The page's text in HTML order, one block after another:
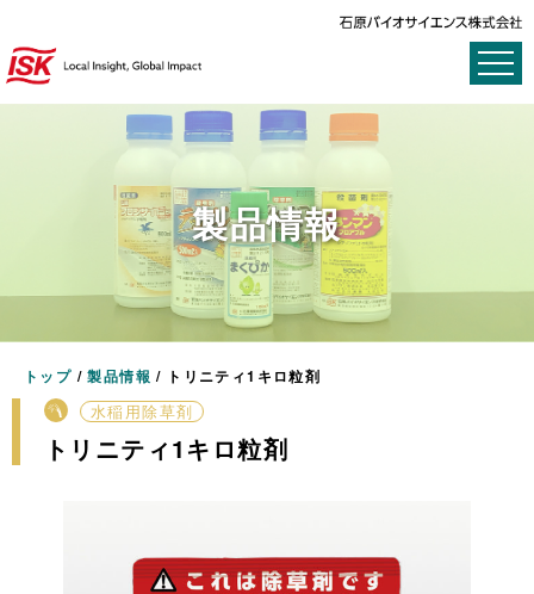
製品情報
トップ /製品情報 / トリニティ1キロ粒剤
水稲用除草剤
トリニティ1キロ粒剤